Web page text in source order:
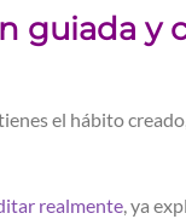
guiada y
el hábito
realmente, ya